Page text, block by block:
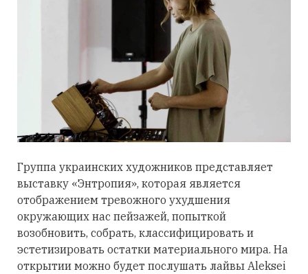
Группа украинских художников представляет
выставку «Энтропия», которая является
отображением тревожного ухудшения
окружающих нас пейзажей, попыткой
возобновить, собрать, классифицировать и
эстетизировать остатки материального мира. На
открытии можно будет послушать лайвы Aleksei